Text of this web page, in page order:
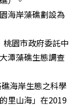
海岸藻礁劃設為
園市政府委託中
潭藻礁生態調查
海岸生態之科學
里山海」在2019